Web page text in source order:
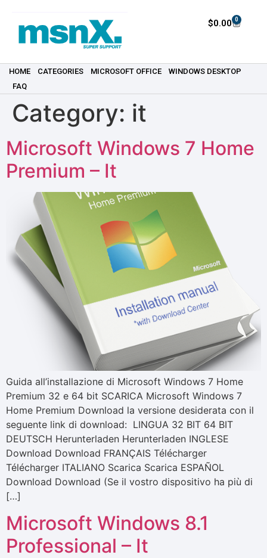
$0.00 0
HOME CATEGORIES MICROSOFT OFFICE
WINDOWS DESKTOP
FAQ
Category: it
Microsoft Windows 7 Home
Premium – It
Guida all’installazione di Microsoft Windows 7 Home
Premium 32 e 64 bit SCARICA Microsoft Windows 7
Home Premium Download la versione desiderata con il
seguente link di download: LINGUA 32 BIT 64 BIT
DEUTSCH Herunterladen Herunterladen INGLESE
Download Download FRANÇAIS Télécharger
Télécharger ITALIANO Scarica Scarica ESPAÑOL
Download Download (Se il vostro dispositivo ha più di
[…]
Microsoft Windows 8.1
Professional – It